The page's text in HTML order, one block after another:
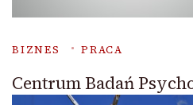
BIZNES PRACA
Centrum Badań